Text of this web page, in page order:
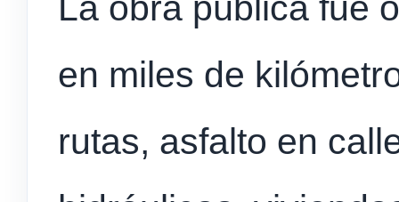
en miles de
rutas, asfalto en